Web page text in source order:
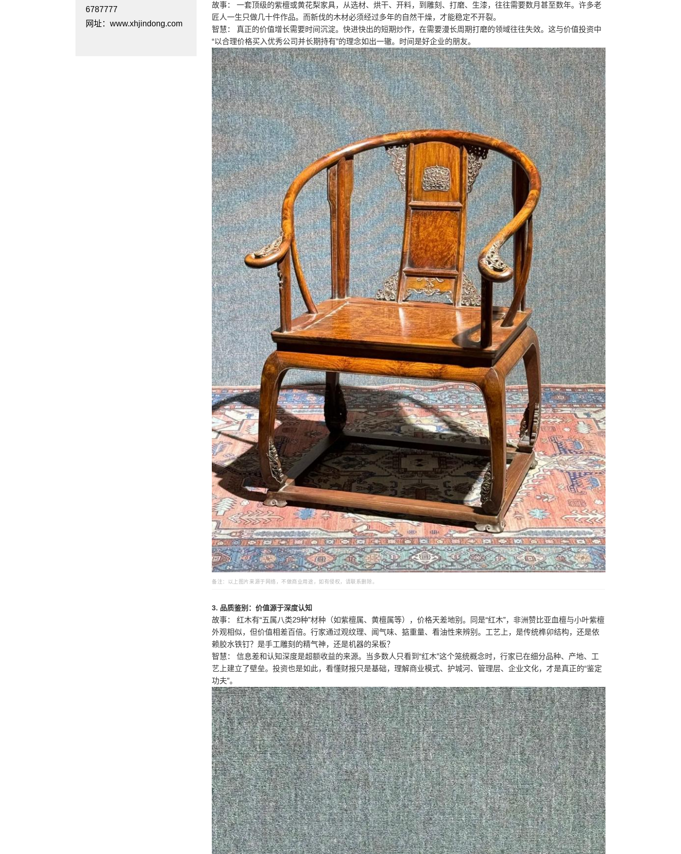
6787777
网址：www.xhjindong.com
故事： 一套顶级的紫檀或黄花梨家具，从选材、烘干、开料，到雕刻、打磨、生漆，往往需要数月甚至数年。许多老
匠人一生只做几十件作品。而新伐的木材必须经过多年的自然干燥，才能稳定不开裂。
智慧： 真正的价值增长需要时间沉淀。快进快出的短期炒作，在需要漫长周期打磨的领域往往失效。这与价值投资中
“以合理价格买入优秀公司并长期持有”的理念如出一辙。时间是好企业的朋友。
备注：以上图片来源于网络，不做商业用途，如有侵权，请联系删除。
3. 品质鉴别：价值源于深度认知
故事： 红木有“五属八类29种”材种（如紫檀属、黄檀属等），价格天差地别。同是“红木”，非洲赞比亚血檀与小叶紫檀
外观相似，但价值相差百倍。行家通过观纹理、闻气味、掂重量、看油性来辨别。工艺上，是传统榫卯结构，还是依
赖胶水铁钉？是手工雕刻的精气神，还是机器的呆板？
智慧： 信息差和认知深度是超额收益的来源。当多数人只看到“红木”这个笼统概念时，行家已在细分品种、产地、工
艺上建立了壁垒。投资也是如此，看懂财报只是基础，理解商业模式、护城河、管理层、企业文化，才是真正的“鉴定
功夫”。